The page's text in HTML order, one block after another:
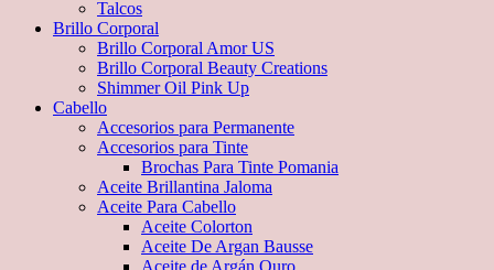
Talcos
Brillo Corporal
Brillo Corporal Amor US
Brillo Corporal Beauty Creations
Shimmer Oil Pink Up
Cabello
Accesorios para Permanente
Accesorios para Tinte
Brochas Para Tinte Pomania
Aceite Brillantina Jaloma
Aceite Para Cabello
Aceite Colorton
Aceite De Argan Bausse
Aceite de Argán Ouro